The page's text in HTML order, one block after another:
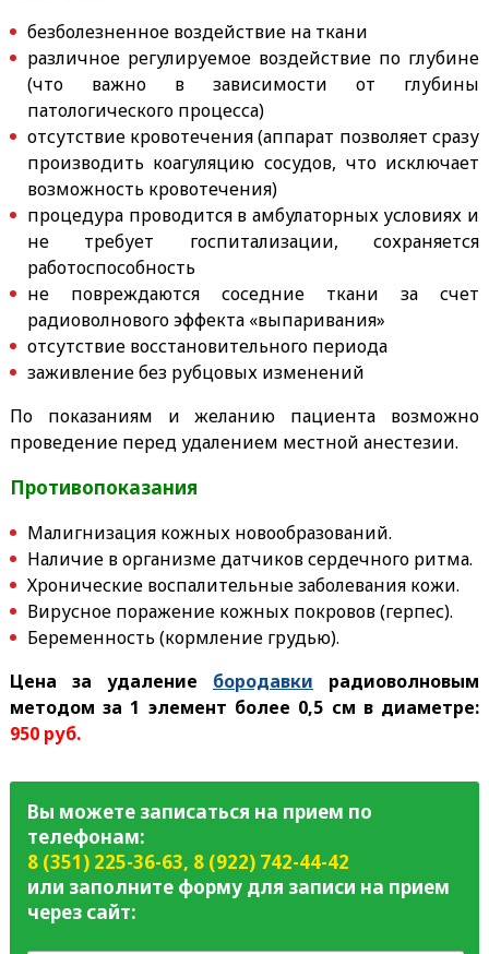
безболезненное воздействие на ткани
различное регулируемое воздействие по глубине
(что важно в зависимости от глубины
патологического процесса)
отсутствие кровотечения (аппарат позволяет сразу
производить коагуляцию сосудов, что исключает
возможность кровотечения)
процедура проводится в амбулаторных условиях и
не требует госпитализации, сохраняется
работоспособность
не повреждаются соседние ткани за счет
радиоволнового эффекта «выпаривания»
отсутствие восстановительного периода
заживление без рубцовых изменений
По показаниям и желанию пациента возможно
проведение перед удалением местной анестезии.
Противопоказания
Малигнизация кожных новообразований.
Наличие в организме датчиков сердечного ритма.
Хронические воспалительные заболевания кожи.
Вирусное поражение кожных покровов (герпес).
Беременность (кормление грудью).
Цена за удаление бородавки радиоволновым
методом за 1 элемент более 0,5 см в диаметре:
950 руб.
Вы можете записаться на прием по
телефонам:
8 (351) 225-36-63, 8 (922) 742-44-42
или заполните форму для записи на прием
через сайт: